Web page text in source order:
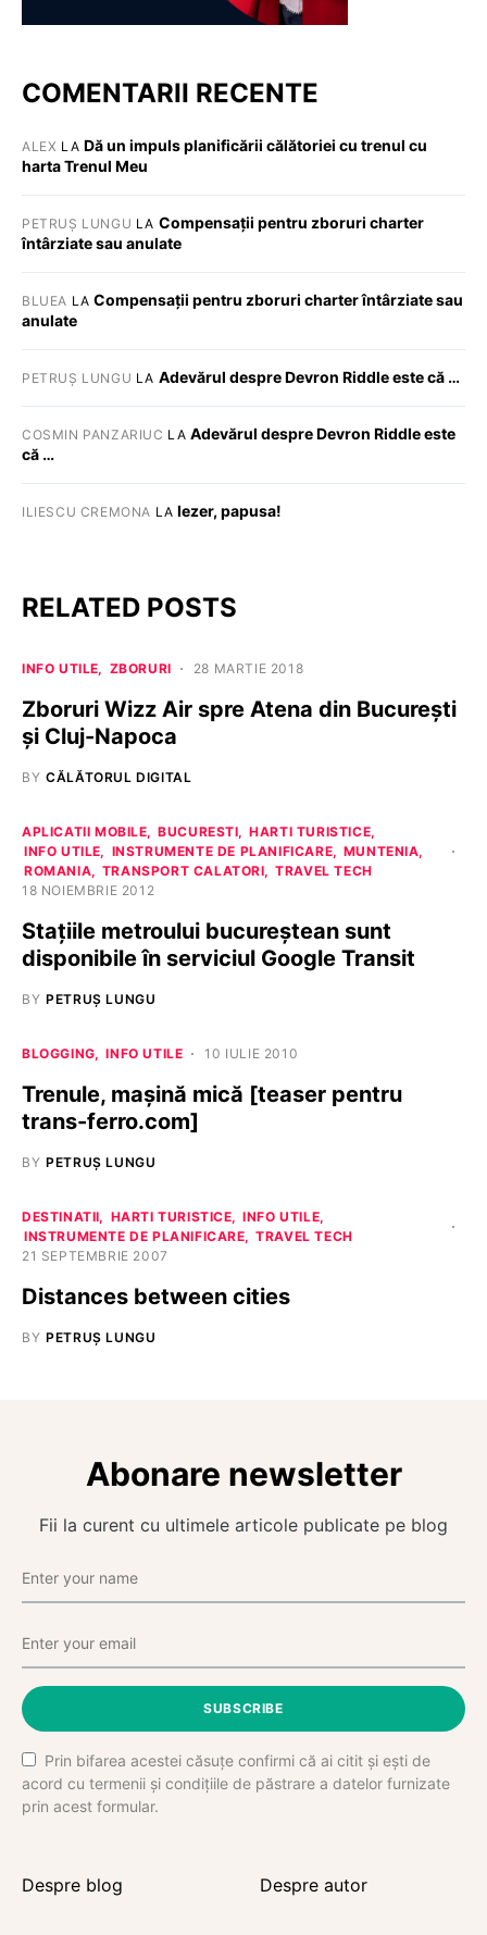
COMENTARII RECENTE
ALEX LA Dă un impuls planificării călătoriei cu trenul cu
harta Trenul Meu
PETRUȘ LUNGU LA Compensații pentru zboruri charter
întârziate sau anulate
BLUEA LACompensații pentru zboruri charter întârziate sau
anulate
PETRUȘ LUNGU LA Adevărul despre Devron Riddle este că …
COSMIN PANZARIUC LA Adevărul despre Devron Riddle este
că …
ILIESCU CREMONA LA Iezer, papusa!
RELATED POSTS
INFO UTILE ZBORURI 28 MARTIE 2018
Zboruri Wizz Air spre Atena din București
și Cluj-Napoca
BY CĂLĂTORUL DIGITAL
APLICATII MOBILE BUCURESTI
HARTI TURISTICE
INFO UTILE
INSTRUMENTE DE PLANIFICARE
MUNTENIA
ROMANIA
TRANSPORT CALATORI
TRAVEL TECH
18 NOIEMBRIE 2012
Stațiile metroului bucureștean sunt
disponibile în serviciul Google Transit
BY PETRUȘ LUNGU
BLOGGING INFO UTILE 10 IULIE 2010
Trenule, mașină mică [teaser pentru
trans-ferro.com]
BY PETRUȘ LUNGU
DESTINATII HARTI TURISTICE
INFO UTILE
INSTRUMENTE DE PLANIFICARE
TRAVEL TECH
21 SEPTEMBRIE 2007
Distances between cities
BY PETRUȘ LUNGU
Abonare newsletter
Fii la curent cu ultimele articole publicate pe blog
SUBSCRIBE
Prin bifarea acestei căsuțe confirmi că ai citit și ești de
acord cu termenii și condițiile de păstrare a datelor furnizate
prin acest formular.
Despre blog Despre autor